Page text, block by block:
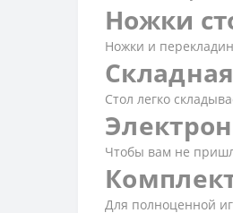
Ножки
Ножки и
Стол легко
Чтобы вам не
Для полноценной